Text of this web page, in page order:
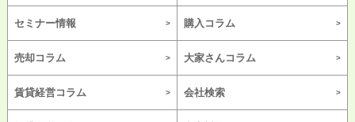
セミナー情報 購入コラム
売却コラム 大家さんコラム
賃貸経営コラム 会社検索